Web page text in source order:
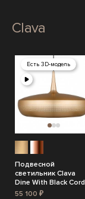
Clava
Есть 3D-модель
Подвесной
светильник Clava
Dine With Black Cord
55 100 ₽